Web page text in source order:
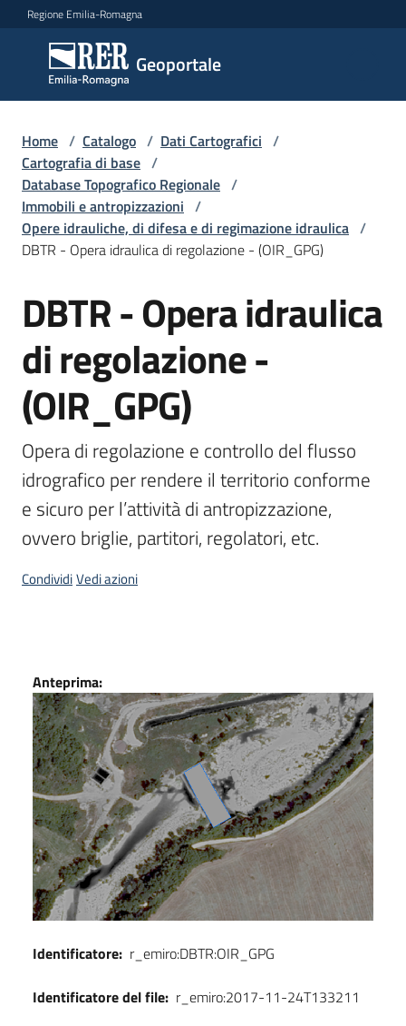
Vai al contenuto
Vai alla navigazione
Vai al footer
Regione Emilia-Romagna
Geoportale
Geoportale
Catalogo
dati,
servizi
e
metadati
Visualizza
dati
on-
line
Scarica
i
dati
Approfondimenti
Seguici
su
Home / Catalogo / Dati Cartografici /
Cartografia di base /
Database Topografico Regionale /
Immobili e antropizzazioni /
Opere idrauliche, di difesa e di regimazione idraulica /
DBTR - Opera idraulica di regolazione - (OIR_GPG)
Salta al contenuto
DBTR - Opera idraulica
di regolazione -
(OIR_GPG)
Opera di regolazione e controllo del flusso
idrografico per rendere il territorio conforme
e sicuro per l’attività di antropizzazione,
ovvero briglie, partitori, regolatori, etc.
CondividiVedi azioni
Dati
Anteprima:
Identificatore: r_emiro:DBTR:OIR_GPG
Identificatore del file: r_emiro:2017-11-24T133211